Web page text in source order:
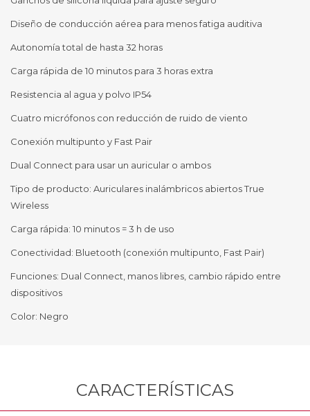
Diseño de conducción aérea para menos fatiga auditiva
Autonomía total de hasta 32 horas
Carga rápida de 10 minutos para 3 horas extra
Resistencia al agua y polvo IP54
Cuatro micrófonos con reducción de ruido de viento
Conexión multipunto y Fast Pair
Dual Connect para usar un auricular o ambos
Tipo de producto: Auriculares inalámbricos abiertos True
Wireless
Carga rápida: 10 minutos = 3 h de uso
Conectividad: Bluetooth (conexión multipunto, Fast Pair)
Funciones: Dual Connect, manos libres, cambio rápido entre
dispositivos
Color: Negro
CARACTERÍSTICAS